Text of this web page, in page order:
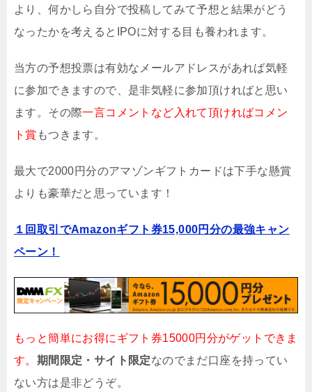
より、何かしら自分で投稿してみて予想と結果がどう
なったかを考えるとIPOに対する目も養われます。
当方の予想投票は有効なメールアドレスがあれば気軽
に参加できますので、是非気軽に参加頂ければと思い
ます。その際一言コメントなど入れて頂ければコメン
ト賞 もつきます。
最大で2000円分のアマゾンギフトカードは下手な懸賞
よりも豪華だと思っています！
１回取引でAmazonギフト券15,000円分の最強キャン
ペーン！
もっと簡単にお得にギフト券15000円分がゲットできま
す。 期間限定・サイト限定なのでまだ口座を持ってい
ない方は是非どうぞ。